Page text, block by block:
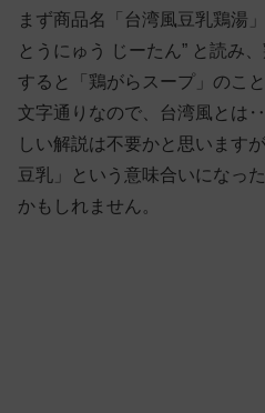
まず商品名「台湾風豆乳鶏湯
とうにゅう じーたん” と読み
すると「鶏がらスープ」のこ
文字通りなので、台湾風と
しい解説は不要かと思います
豆乳」という意味合いになっ
かもしれません。